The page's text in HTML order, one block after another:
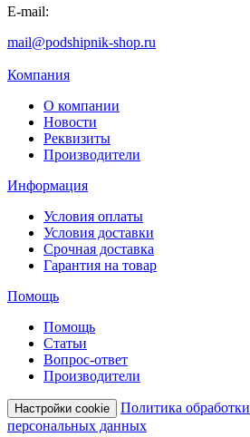
E-mail:
mail@podshipnik-shop.ru
Компания
О компании
Новости
Реквизиты
Производители
Информация
Условия оплаты
Условия доставки
Срочная доставка
Гарантия на товар
Помощь
Помощь
Статьи
Вопрос-ответ
Производители
Настройки cookie
Политика обработки
персональных данных